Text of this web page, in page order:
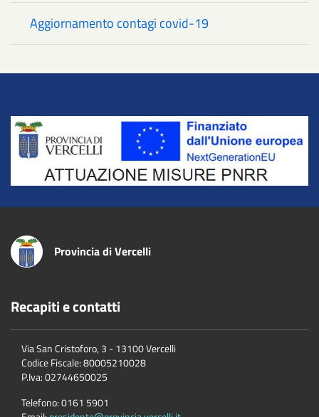
Aggiornamento contagi covid-19
Title
Provincia di Vercelli
Recapiti e contatti
Via San Cristoforo, 3 - 13100 Vercelli
Codice Fiscale:80005210028
P.Iva:02744650025
Telefono:0161 5901